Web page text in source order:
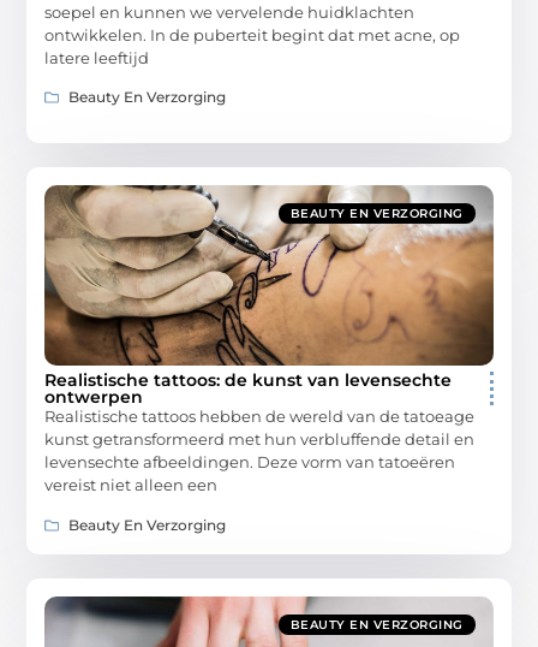
soepel en kunnen we vervelende huidklachten
ontwikkelen. In de puberteit begint dat met acne, op
latere leeftijd
Beauty En Verzorging
BEAUTY EN VERZORGING
Realistische tattoos: de kunst van levensechte
ontwerpen
Realistische tattoos hebben de wereld van de tatoeage
kunst getransformeerd met hun verbluffende detail en
levensechte afbeeldingen. Deze vorm van tatoeëren
vereist niet alleen een
Beauty En Verzorging
BEAUTY EN VERZORGING